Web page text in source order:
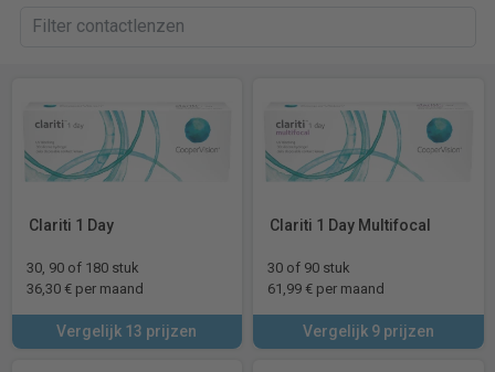
Clariti 1 Day
30, 90 of 180 stuk
36,30 € per maand
Vergelijk 13 prijzen
Clariti 1 Day Multifocal
30 of 90 stuk
61,99 € per maand
Vergelijk 9 prijzen